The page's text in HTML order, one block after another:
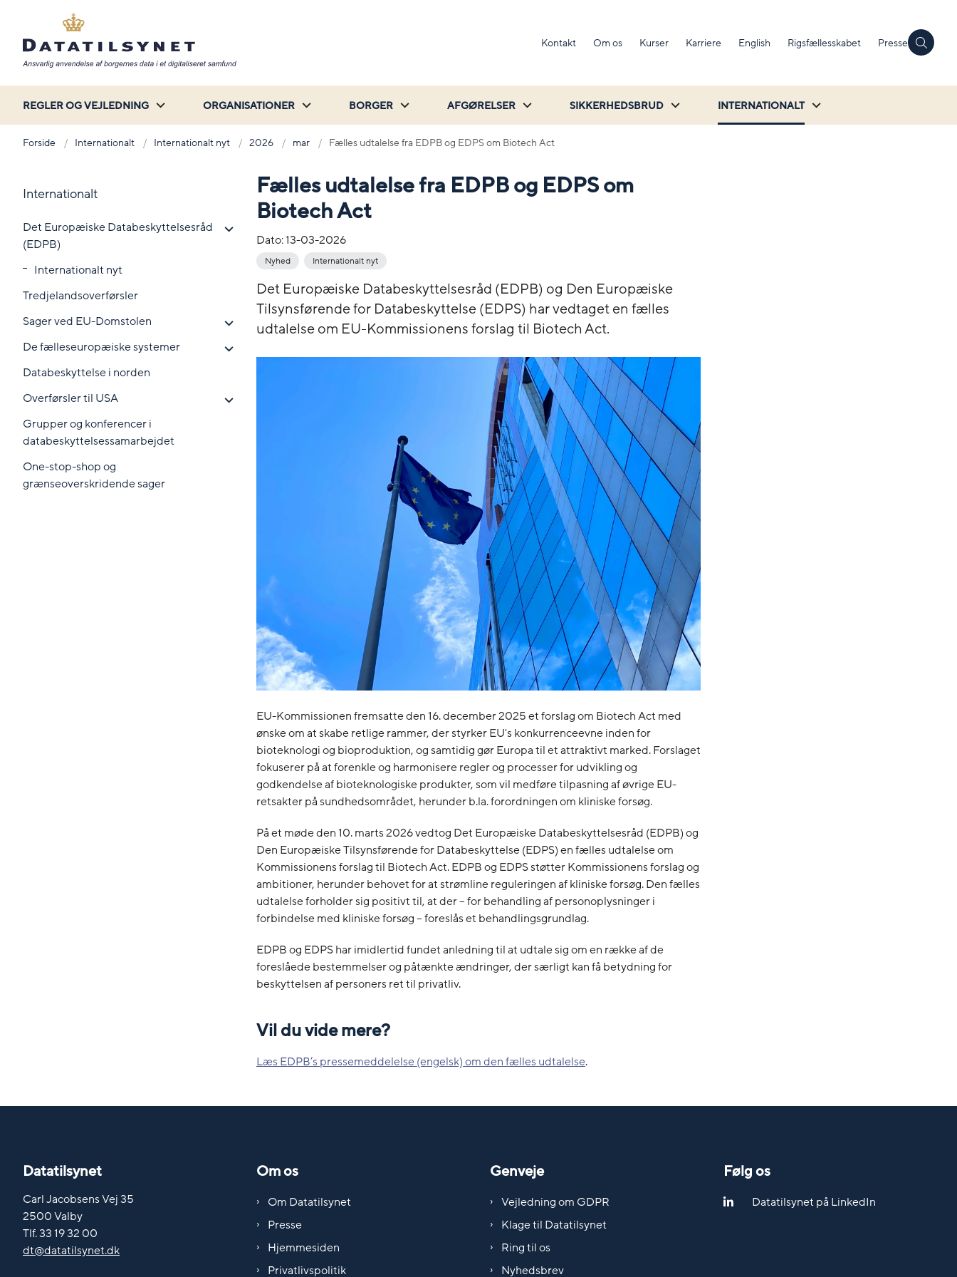
Kontakt Om os Kurser Karriere English Rigsfællesskabet Presse
REGLER OG VEJLEDNING ORGANISATIONER BORGER AFGØRELSER SIKKERHEDSBRUD INTERNATIONALT
Forside Internationalt Internationalt nyt 2026 mar Fælles udtalelse fra EDPB og EDPS om Biotech Act
Internationalt
Det Europæiske Databeskyttelsesråd
(EDPB)
Internationalt nyt
Tredjelandsoverførsler
Sager ved EU-Domstolen
De fælleseuropæiske systemer
Databeskyttelse i norden
Overførsler til USA
Grupper og konferencer i
databeskyttelsessamarbejdet
One-stop-shop og
grænseoverskridende sager
Fælles udtalelse fra EDPB og EDPS om
Biotech Act
Dato:13-03-2026
Nyhed Internationalt nyt
Det Europæiske Databeskyttelsesråd (EDPB) og Den Europæiske
Tilsynsførende for Databeskyttelse (EDPS) har vedtaget en fælles
udtalelse om EU-Kommissionens forslag til Biotech Act.
EU-Kommissionen fremsatte den 16. december 2025 et forslag om Biotech Act med
ønske om at skabe retlige rammer, der styrker EU's konkurrenceevne inden for
bioteknologi og bioproduktion, og samtidig gør Europa til et attraktivt marked. Forslaget
fokuserer på at forenkle og harmonisere regler og processer for udvikling og
godkendelse af bioteknologiske produkter, som vil medføre tilpasning af øvrige EU-
retsakter på sundhedsområdet, herunder b.la. forordningen om kliniske forsøg.
På et møde den 10. marts 2026 vedtog Det Europæiske Databeskyttelsesråd (EDPB) og
Den Europæiske Tilsynsførende for Databeskyttelse (EDPS) en fælles udtalelse om
Kommissionens forslag til Biotech Act. EDPB og EDPS støtter Kommissionens forslag og
ambitioner, herunder behovet for at strømline reguleringen af kliniske forsøg. Den fælles
udtalelse forholder sig positivt til, at der – for behandling af personoplysninger i
forbindelse med kliniske forsøg – foreslås et behandlingsgrundlag.
EDPB og EDPS har imidlertid fundet anledning til at udtale sig om en række af de
foreslåede bestemmelser og påtænkte ændringer, der særligt kan få betydning for
beskyttelsen af personers ret til privatliv.
Vil du vide mere?
Læs EDPB’s pressemeddelelse (engelsk) om den fælles udtalelse.
Datatilsynet
Carl Jacobsens Vej 35
2500 Valby
Tlf. 33 19 32 00
dt@datatilsynet.dk
Om os
Om Datatilsynet
Presse
Hjemmesiden
Privatlivspolitik
Genveje
Vejledning om GDPR
Klage til Datatilsynet
Ring til os
Nyhedsbrev
Følg os
Datatilsynet på LinkedIn